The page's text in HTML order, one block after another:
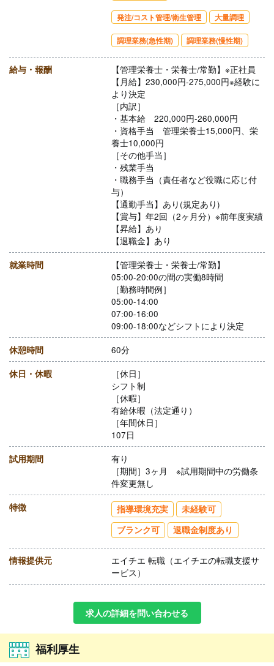
発注/コスト管理/衛生管理 大量調理
調理業務(急性期) 調理業務(慢性期)
給与・報酬
【管理栄養士・栄養士/常勤】※正社員
【月給】230,000円-275,000円※経験に
より決定
［内訳］
・基本給 220,000円-260,000円
・資格手当 管理栄養士15,000円、栄
養士10,000円
［その他手当］
・残業手当
・職務手当（責任者など役職に応じ付
与）
【通勤手当】あり(規定あり)
【賞与】年2回（2ヶ月分）※前年度実績
【昇給】あり
【退職金】あり
就業時間
【管理栄養士・栄養士/常勤】
05:00-20:00の間の実働8時間
［勤務時間例］
05:00-14:00
07:00-16:00
09:00-18:00などシフトにより決定
休憩時間 60分
休日・休暇
［休日］
シフト制
［休暇］
有給休暇（法定通り）
［年間休日］
107日
試用期間
有り
［期間］3ヶ月 ※試用期間中の労働条
件変更無し
特徴 指導環境充実
未経験可
ブランク可
退職金制度あり
情報提供元
エイチエ 転職（エイチエの転職支援サ
ービス）
求人の詳細を問い合わせる
福利厚生